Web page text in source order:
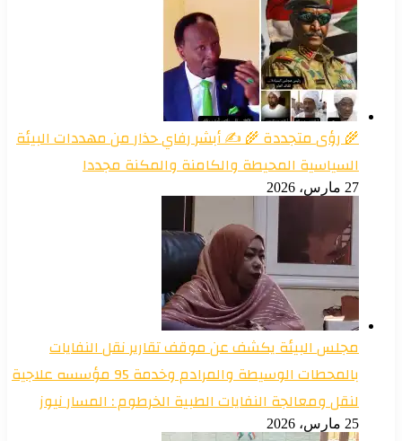
🌾 رؤى متجددة 🌾 ✍️ أبشر رفاي حذار من مهددات البيئة
السياسية المحيطة والكامنة والمكنة مجددا
27 مارس، 2026
مجلس البيئة يكشف عن موقف تقارير نقل النفايات
بالمحطات الوسيطة والمرادم وخدمة 95 مؤسسه علاجية
لنقل ومعالجة النفايات الطبية الخرطوم : المسار نيوز
25 مارس، 2026